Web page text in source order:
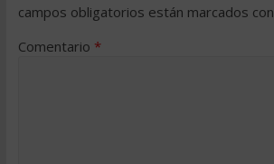
campos obligatorios están marcados con
Comentario *